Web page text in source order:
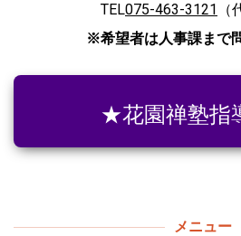
TEL075-463-3121
（
※希望者は人事課まで
★花園禅塾指
メニュー